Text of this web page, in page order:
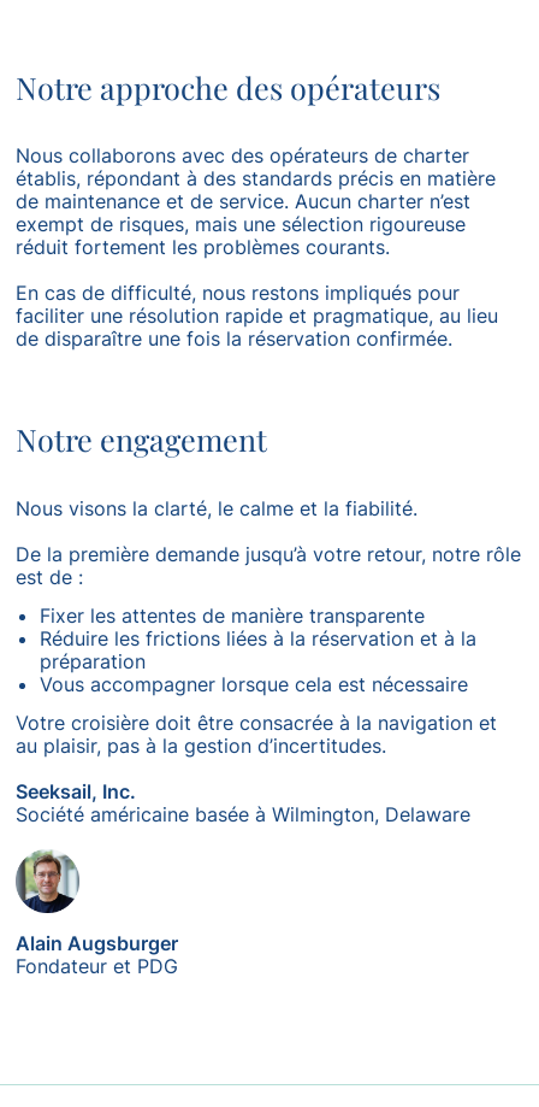
Notre approche des opérateurs
Nous collaborons avec des opérateurs de charter
établis, répondant à des standards précis en matière
de maintenance et de service. Aucun charter n’est
exempt de risques, mais une sélection rigoureuse
réduit fortement les problèmes courants.
En cas de difficulté, nous restons impliqués pour
faciliter une résolution rapide et pragmatique, au lieu
de disparaître une fois la réservation confirmée.
Notre engagement
Nous visons la clarté, le calme et la fiabilité.
De la première demande jusqu’à votre retour, notre rôle
est de :
Fixer les attentes de manière transparente
Réduire les frictions liées à la réservation et à la
préparation
Vous accompagner lorsque cela est nécessaire
Votre croisière doit être consacrée à la navigation et
au plaisir, pas à la gestion d’incertitudes.
Seeksail, Inc.
Société américaine basée à Wilmington, Delaware
Alain Augsburger
Fondateur et PDG